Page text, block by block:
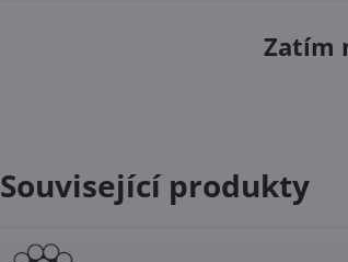
Zatím
Související produkty